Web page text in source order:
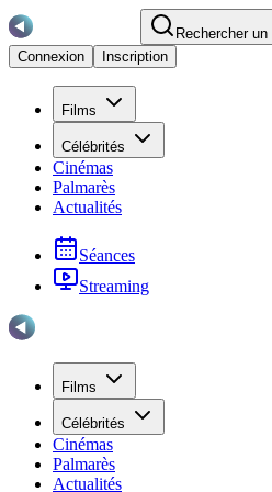
Rechercher
Connexion
Inscription
Films
Célébrités
Cinémas
Palmarès
Actualités
Séances
Streaming
Films
Célébrités
Cinémas
Palmarès
Actualités